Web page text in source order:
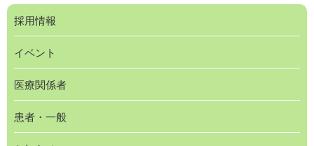
採用情報
イベント
医療関係者
患者・一般